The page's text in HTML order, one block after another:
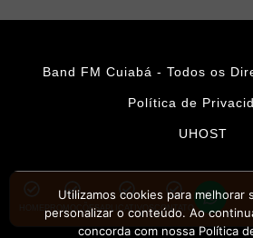
Band FM Cuiabá - Todos os
Política de
UHOST
PROMOÇÕESAPLICATIVOS CONTATO
Utilizamos cookies para melhorar
personalizar o conteúdo. Ao
concorda com nossa Política